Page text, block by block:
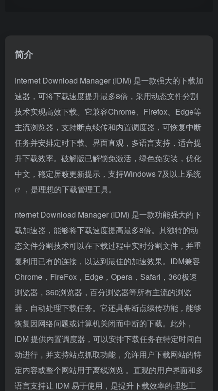
简介
Internet Download Manager (IDM) 是一款强大的下载加
速器，可将下载速度提升最多8倍，采用动态文件分割
技术实现高效下载。它兼容Chrome、Firefox、Edge等
主流浏览器，支持断点续传和内置调度器，可恢复中断
任务并安排定时下载。界面直观，多语言支持，适合提
升下载效率。破解版已解锁免激活，绿色免安装，优化
中文，稳定屏蔽更新提示，支持Windows 7及以上系统
，是理想的下载管理工具。
nternet Download Manager (IDM) 是一款功能强大的下
载加速器，能够将下载速度提高最多8倍。其独特的动
态文件分割技术可以在下载过程中实时分割文件，并重
复利用已有的连接，以达到最佳的加速效果。IDM兼容
Chrome，FireFox，Edge，Opera，Safari，360极速
浏览器，360浏览器，百分浏览器等所有主流的浏览
器，自动处理下载任务。它还具备断点续传功能，能够
恢复因网络问题或计算机关闭而中断的下载​。此外，
IDM 提供内置调度器，可以安排下载任务在特定时间自
动进行，并支持站点抓取功能，允许用户下载网站的特
定内容或整个网站用于离线浏览​ 。直观的用户界面和多
语言支持让 IDM 易于使用，是提升下载效率的理想工